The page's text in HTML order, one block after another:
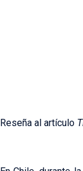
Reseña al artículo